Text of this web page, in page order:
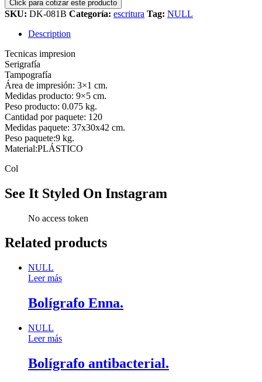
SKU: DK-081B Categoría: escritura Tag: NULL
Description
Tecnicas impresion
Serigrafía
Tampografía
Área de impresión: 3×1 cm.
Medidas producto: 9×5 cm.
Peso producto: 0.075 kg.
Cantidad por paquete: 120
Medidas paquete: 37x30x42 cm.
Peso paquete:9 kg.
Material:PLÁSTICO
Col
See It Styled On Instagram
No access token
Related products
NULL
Leer más
Bolígrafo Enna.
NULL
Leer más
Bolígrafo antibacterial.